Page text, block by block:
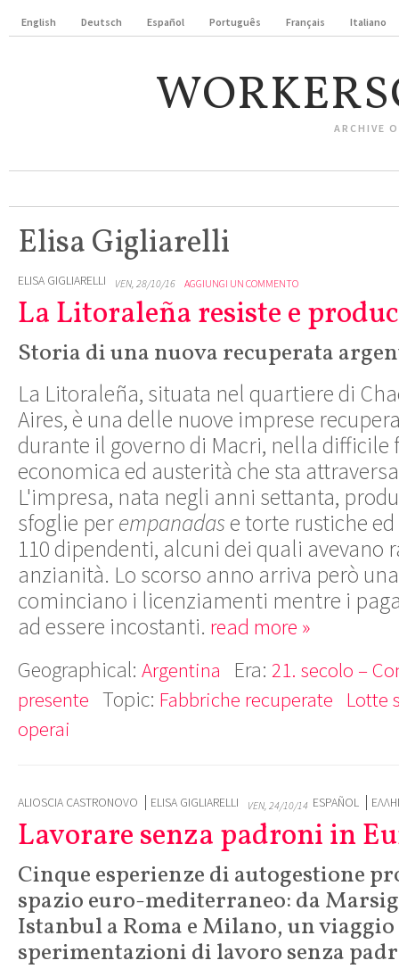
English Deutsch Español Português Français Italiano
ARCHIVE
Elisa Gigliarelli
ELISA GIGLIARELLI VEN, 28/10/16 AGGIUNGI UN COMMENTO
La Litoraleña resiste e
Storia di una nuova recuperata
La Litoraleña, situata nel quartiere di
Aires, è una delle nuove imprese
durante il governo di Macri, nella difficile
economica ed austerità che sta
L'impresa, nata negli anni settanta,
sfoglie perempanadase torte rustiche
110 dipendenti, alcuni dei quali avevano
anzianità. Lo scorso anno arriva però
cominciano i licenziamenti mentre i
ad essere incostanti. read more »
Geographical: Argentina Era: 21. secolo –
presente Topic: Fabbriche recuperate Lotte
operai
ALIOSCIA CASTRONOVO ELISA GIGLIARELLI VEN, 24/10/14 ESPAÑOL
Lavorare senza padroni in
Cinque esperienze di autogestione
spazio euro-mediterraneo: da
Istanbul a Roma e Milano, un
sperimentazioni di lavoro senza